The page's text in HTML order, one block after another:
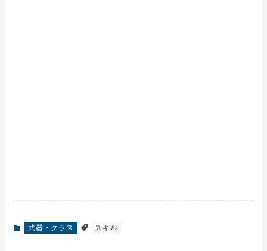
武器・クラス スキル